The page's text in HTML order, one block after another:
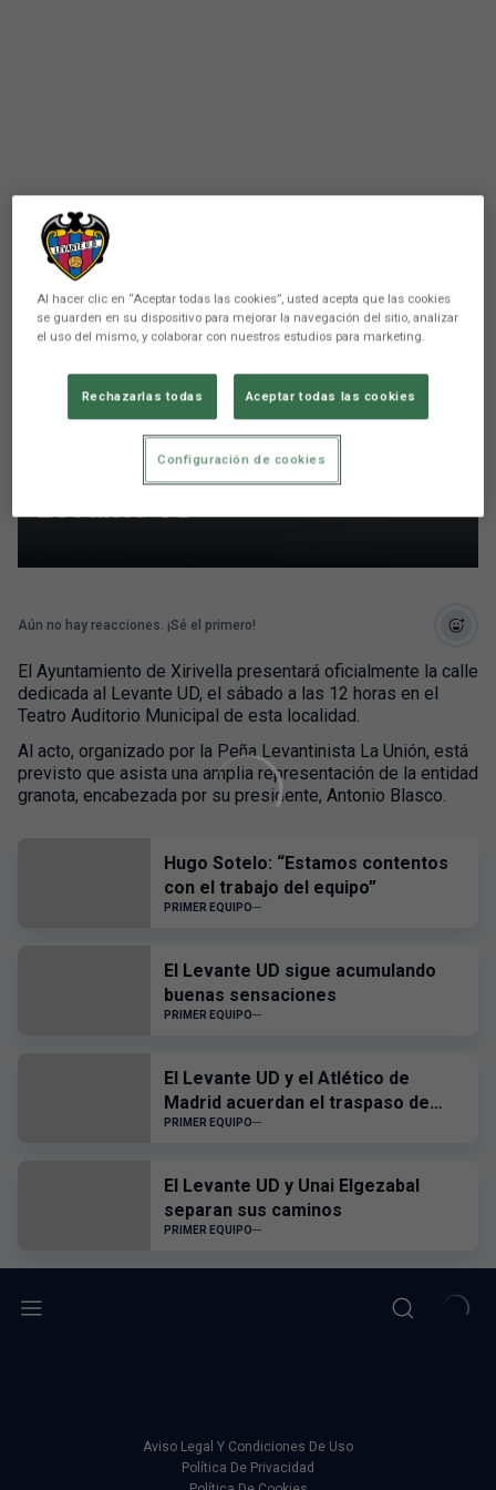
PRIMER EQUIPO
Xirivella presentará
oficialmente la Calle del
Levante UD
Aún no hay reacciones. ¡Sé el primero!
El Ayuntamiento de Xirivella presentará oficialmente la calle
dedicada al Levante UD, el sábado a las 12 horas en el
Teatro Auditorio Municipal de esta localidad.
Al acto, organizado por la Peña Levantinista La Unión, está
previsto que asista una amplia representación de la entidad
granota, encabezada por su presidente, Antonio Blasco.
Hugo Sotelo: “Estamos contentos
con el trabajo del equipo”
PRIMER EQUIPO
El Levante UD sigue acumulando
buenas sensaciones
PRIMER EQUIPO
El Levante UD y el Atlético de
Madrid acuerdan el traspaso de
Edgar Alcañiz
PRIMER EQUIPO
El Levante UD y Unai Elgezabal
separan sus caminos
PRIMER EQUIPO
Aviso Legal Y Condiciones De Uso
Política De Privacidad
Al hacer clic en “Aceptar todas las cookies”, usted acepta que las cookies
se guarden en su dispositivo para mejorar la navegación del sitio, analizar
el uso del mismo, y colaborar con nuestros estudios para marketing.
Rechazarlas todas Aceptar todas las cookies
Configuración de cookies